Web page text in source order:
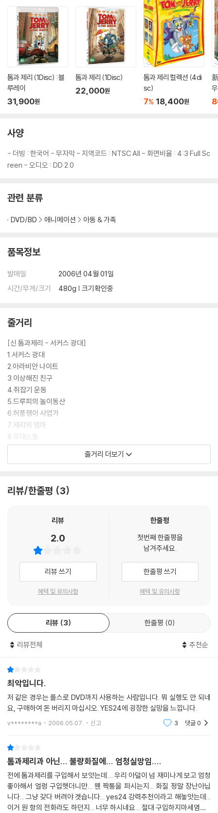
톰과 제리 (1Disc) : 블
루레이
31,900원
톰과 제리 (1Disc)
22,000원
톰과 제리 컬렉션 (4di
sc)
7% 18,400원
사양
- 더빙 : 한국어 - 무자막 - 지역코드 : NTSC All - 화면비율 : 4:3 Full Sc
reen - 오디오 : DD 2.0
관련 분류
DVD/BD 애니메이션 아동 & 가족
품목정보
발매일
2006년 04월 01일
시간/무게/크기
480g | 크기확인중
줄거리
[신 톰과제리 - 서커스 광대]
1.서커스 광대
2.아라비안 나이트
3.이상해진 친구
4.쥐잡기 운동
5.드루피의 놀이동산
6.허풍쟁이 사업가
7.제리의 엄마
8.무대소동
9.마귀할멈
[신 톰과제리 - 고양이 훈련]
4.놓칠수 없는 쥐
5.상상의 소년 유포
6.드루피의 체조 해변
7.깜짝 생일파티
8.과학자 맥울프
10.생쥐 친구
11.아마데우스
12.유령 드루피
1.톰과제리 공룡시대로 가다
2.돌아온 늑대 인간
3.사막의 독수리
4.제리의 구애 작전
8.신비한 에너지 볼
9.꿀꿀이 권투선수
10.은하계의 침략
11.용감한 트루피맨
12.유원지 대소동
줄거리 더보기
리뷰/한줄평 3
리뷰
2.0
리뷰 쓰기
혜택 및 유의사항
한줄평
첫번째 한줄평을
남겨주세요.
한줄평 쓰기
혜택 및 유의사항
리뷰 3 한줄평 0
리뷰전체 추천순
최악입니다.
저 같은 경우는 플스로 DVD까지 사용하는 사람입니다. 뭐 실행도 안 되네
요, 구매하여 돈 버리지 마십시오. YES24에 굉장한 실망을 느낍니다.
v********a 2006.05.07. 신고 3 댓글0
톰과제리과 아닌... 불량화질에... 엄청실망임....
전에 톰과제리를 구입해서 보앗는데.... 우리 아덜이 넘 재미나게 보고 엄청
좋아해서 얼렁 구입햇더니만... 웬 짝퉁을 파시는지... 화질 정말 장난아닙
니다... 그냥 갖다 버려야 겟습니다... yes24 강력추천이라고 해놓앗는데...
이거 원 항의 전화라도 하던지... 너무 하시네요... 절대 구입하지마세염~~